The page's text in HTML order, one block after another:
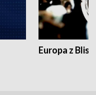
Europa z